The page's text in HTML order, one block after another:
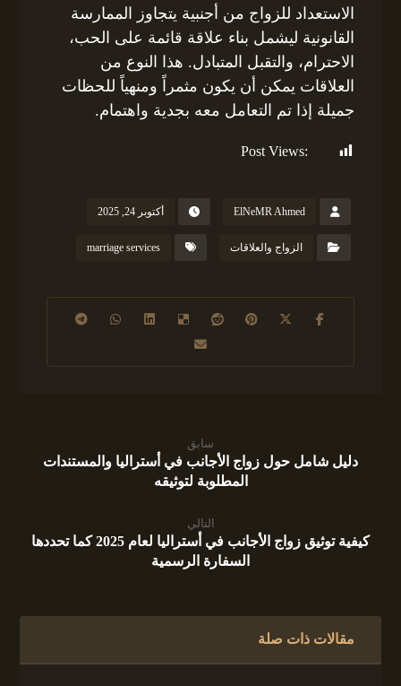
الاستعداد للزواج من أجنبية يتجاوز الممارسة
القانونية ليشمل بناء علاقة قائمة على الحب،
الاحترام، والتقبل المتبادل. هذا النوع من
العلاقات يمكن أن يكون مثمراً ومنهياً للحظات
جميلة إذا تم التعامل معه بجدية واهتمام.
Post Views:
ElNeMR Ahmed أكتوبر 24, 2025
الزواج والعلاقات marriage services
سابق
دليل شامل حول زواج الأجانب في أستراليا والمستندات
المطلوبة لتوثيقه
التالي
كيفية توثيق زواج الأجانب في أستراليا لعام 2025 كما تحددها
السفارة الرسمية
مقالات ذات صلة